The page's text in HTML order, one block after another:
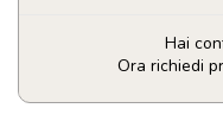
Hai
Ora richiedi
Tovaglia